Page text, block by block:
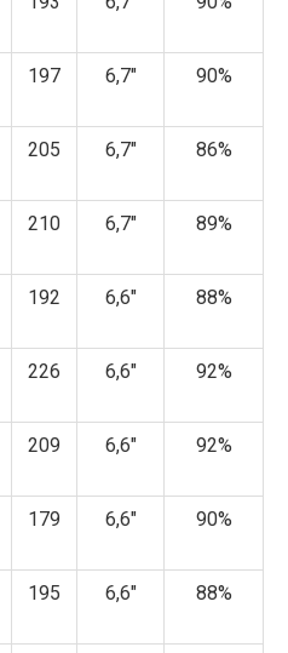
197 6,7″ 90%
205 6,7″ 86%
210 6,7″ 89%
192 6,6″ 88%
226 6,6″ 92%
209 6,6″ 92%
179 6,6″ 90%
195 6,6″ 88%